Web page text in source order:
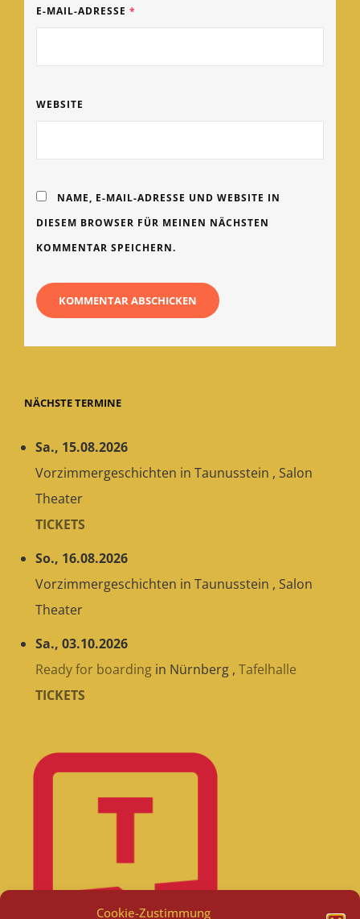
Cookie-Zustimmung
E-MAIL-ADRESSE *
WEBSITE
NAME, E-MAIL-ADRESSE UND WEBSITE IN
DIESEM BROWSER FÜR MEINEN NÄCHSTEN
KOMMENTAR SPEICHERN.
NÄCHSTE TERMINE
Sa., 15.08.2026
Vorzimmergeschichten in Taunusstein , Salon
Theater
TICKETS
So., 16.08.2026
Vorzimmergeschichten in Taunusstein , Salon
Theater
Sa., 03.10.2026
Ready for boarding in Nürnberg , Tafelhalle
TICKETS